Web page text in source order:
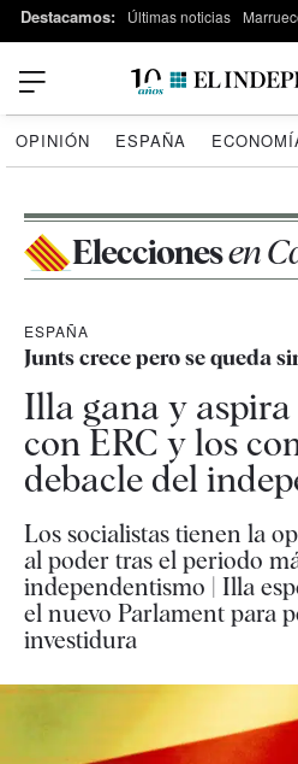
Destacamos: Últimas noticias
OPINIÓN ESPAÑA
Eleccionesen
ESPAÑA
Junts crece pero se queda
Illa gana y
con ERC y los
debacle del
Los socialistas tienen la
al poder tras el periodo
independentismo | Illa
el nuevo Parlament para
investidura